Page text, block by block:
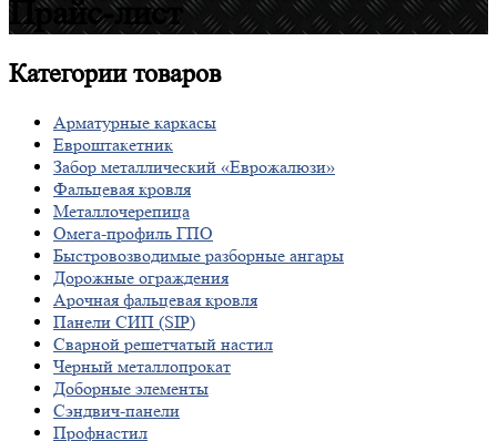
Прайс-лист
Категориитоваров
Арматурные каркасы
Евроштакетник
Забор металлический «Еврожалюзи»
Фальцевая кровля
Металлочерепица
Омега-профиль ГПО
Быстровозводимые разборные ангары
Дорожные ограждения
Арочная фальцевая кровля
Панели СИП (SIP)
Сварной решетчатый настил
Черный металлопрокат
Доборные элементы
Сэндвич-панели
Профнастил